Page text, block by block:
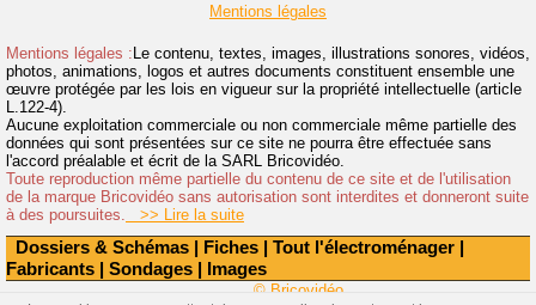
Dossiers & Schémas | Fiches | Tout l'électroménager |
Fabricants | Sondages | Images
Mentions légales
Mentions légales :Le contenu, textes, images, illustrations sonores, vidéos,
photos, animations, logos et autres documents constituent ensemble une
œuvre protégée par les lois en vigueur sur la propriété intellectuelle (article
L.122-4).
Aucune exploitation commerciale ou non commerciale même partielle des
données qui sont présentées sur ce site ne pourra être effectuée sans
l'accord préalable et écrit de la SARL Bricovidéo.
Toute reproduction même partielle du contenu de ce site et de l'utilisation
de la marque Bricovidéo sans autorisation sont interdites et donneront suite
à des poursuites.
>> Lire la suite
© Bricovidéo